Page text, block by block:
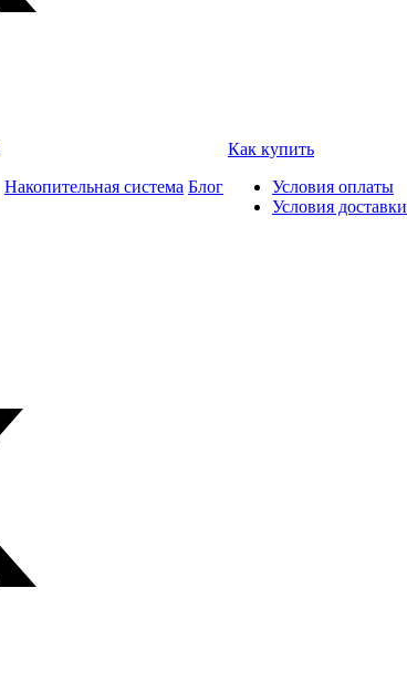
Накопительная система Блог
Как купить
Условия оплаты
Условия доставки